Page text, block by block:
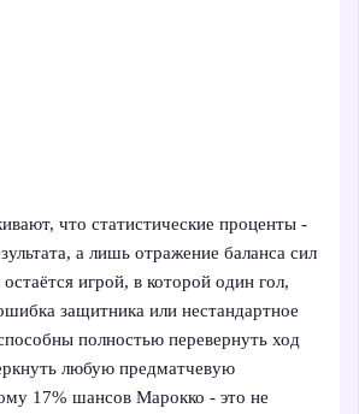
что статистические проценты -
а лишь отражение баланса сил
игрой, в которой один гол,
защитника или нестандартное
полностью перевернуть ход
любую предматчевую
17% шансов Марокко - это не